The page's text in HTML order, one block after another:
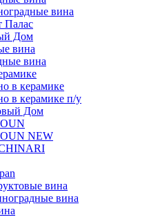
вина
Палас
Дом
вина
вина
в керамике
в керамике п/у
Дом
NEW
вина
вина